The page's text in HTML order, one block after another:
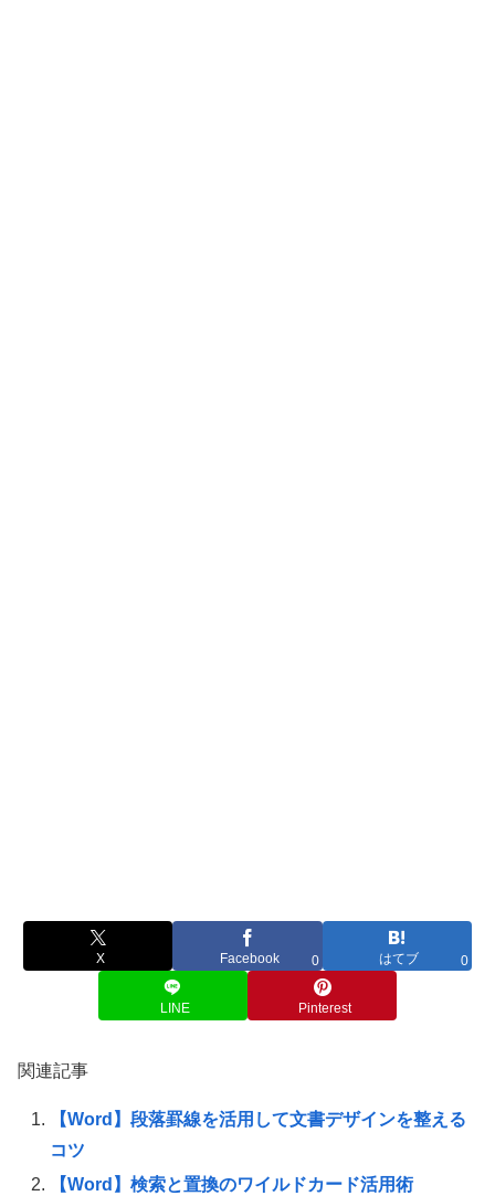
X Facebook 0 はてブ 0
LINE Pinterest
関連記事
【Word】段落罫線を活用して文書デザインを整える
コツ
【Word】検索と置換のワイルドカード活用術